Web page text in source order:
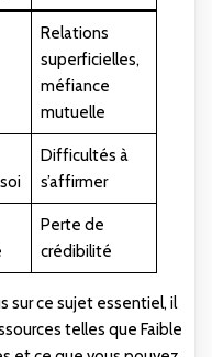
Relations
superficielles,
méfiance
mutuelle
Difficultés à
s’affirmer
Perte de
crédibilité
sur ce sujet essentiel, il
telles que Faible